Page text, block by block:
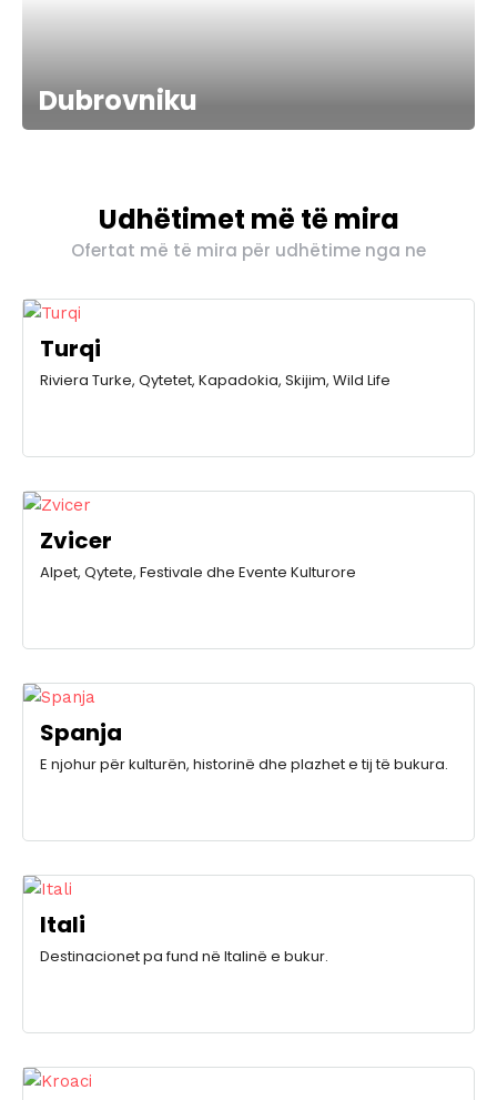
Dubrovniku
Udhëtimet më të mira
Ofertat më të mira për udhëtime nga ne
Turqi
Riviera Turke, Qytetet, Kapadokia, Skijim, Wild Life
Zvicer
Alpet, Qytete, Festivale dhe Evente Kulturore
Spanja
E njohur për kulturën, historinë dhe plazhet e tij të bukura.
Itali
Destinacionet pa fund në Italinë e bukur.